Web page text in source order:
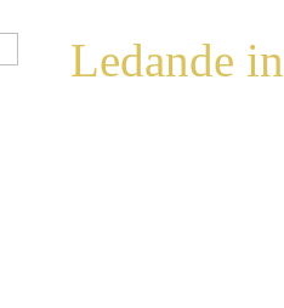
Ledande